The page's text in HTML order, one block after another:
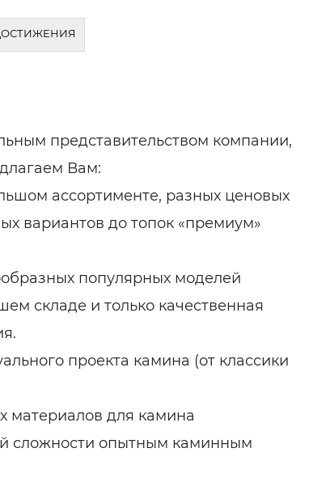
представительством компании,
Вам:
ассортименте, разных ценовых
вариантов до топок «премиум»
популярных моделей
складе и только качественная
проекта камина (от классики
материалов для камина
сложности опытным каминным